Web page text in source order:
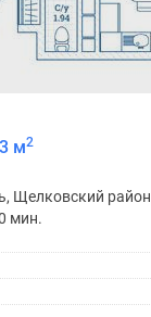
м2
Щелковский район
мин.